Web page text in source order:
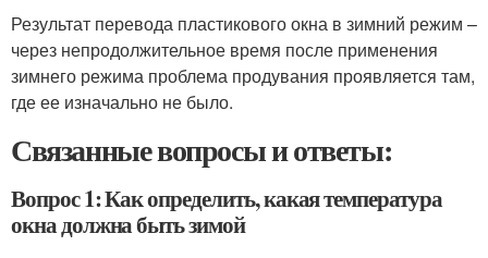
Результат перевода пластикового окна в зимний режим –
через непродолжительное время после применения
зимнего режима проблема продувания проявляется там,
где ее изначально не было.
Связанные вопросы и ответы:
Вопрос 1: Как определить, какая температура
окна должна быть зимой